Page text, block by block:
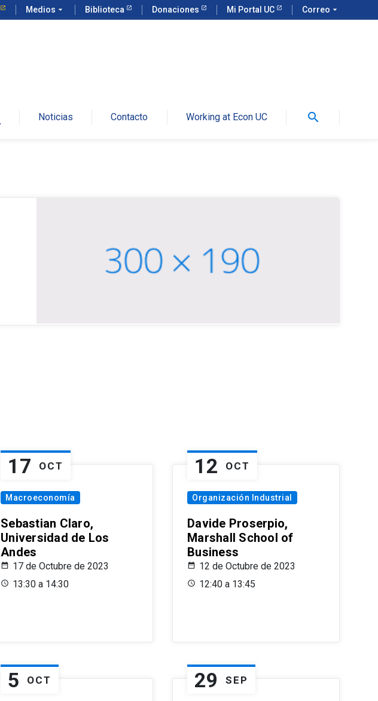
Medios arrow_drop_down Biblioteca Donaciones Mi Portal UC Correo arrow_drop_down
Noticias Contacto Working at Econ UC search
17 OCT
Macroeconomía
Sebastian Claro,
Universidad de Los
Andes
17 de Octubre de 2023
13:30 a 14:30
12 OCT
Organización Industrial
Davide Proserpio,
Marshall School of
Business
12 de Octubre de 2023
12:40 a 13:45
5 OCT 29 SEP